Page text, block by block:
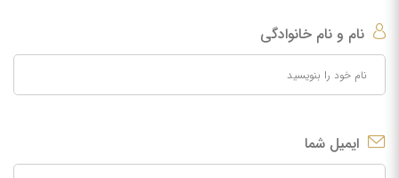
نام و نام خانوادگی
ایمیل شما